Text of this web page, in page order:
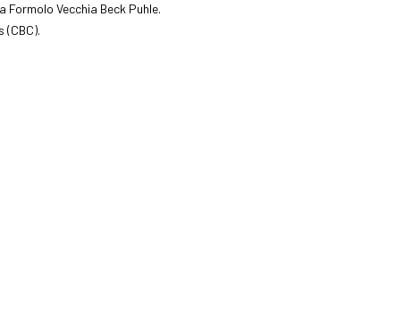
Vecchia Beck Puhle.